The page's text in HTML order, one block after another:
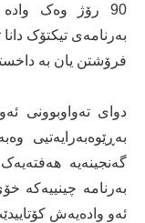
90 رۆژ وەک
بەرنامەی تیکتۆک
فرۆشتن یان بە
دوای تەواوبوونی
بەڕێوەبەرایەتیی
گەنجینەیە
ئەو وادەیەش